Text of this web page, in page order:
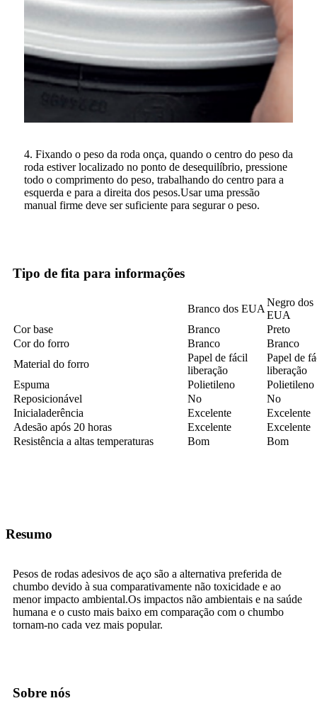
4. Fixando o peso da roda onça, quando o centro do peso da
roda estiver localizado no ponto de desequilíbrio, pressione
todo o comprimento do peso, trabalhando do centro para a
esquerda e para a direita dos pesos.Usar uma pressão
manual firme deve ser suficiente para segurar o peso.
Tipo de fita para informações
Branco dos EUA
Negro dos
EUA
Cor base
Branco
Preto
Cor do forro
Branco
Branco
Material do forro
Papel de fácil
liberação
Papel de
liberação
Espuma
Polietileno
Polietileno
Reposicionável
No
No
Inicialaderência Excelente
Excelente
Adesão após 20 horas
Excelente
Excelente
Resistência a altas temperaturas
Bom Bom
Resumo
Pesos de rodas adesivos de aço são a alternativa preferida de
chumbo devido à sua comparativamente não toxicidade e ao
menor impacto ambiental.Os impactos não ambientais e na saúde
humana e o custo mais baixo em comparação com o chumbo
tornam-no cada vez mais popular.
Sobre nós